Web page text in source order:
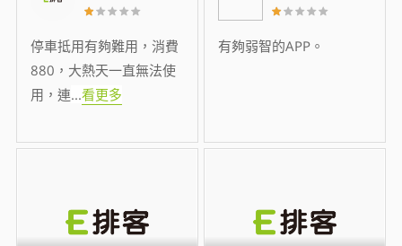
停車抵用有夠難用，消費
880，大熱天一直無法使
用，連...看更多
有夠弱智的APP。